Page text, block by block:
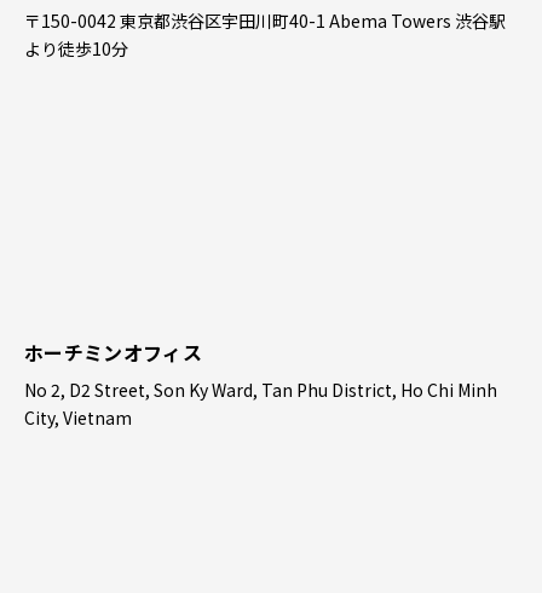
〒150-0042 東京都渋谷区宇田川町40-1 Abema Towers 渋谷駅
より徒歩10分
ホーチミンオフィス
No 2, D2 Street, Son Ky Ward, Tan Phu District, Ho Chi Minh
City, Vietnam